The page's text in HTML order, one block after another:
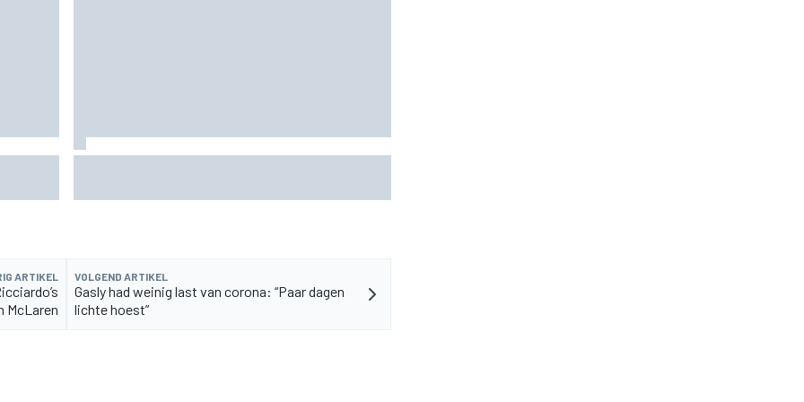
ARTIKEL
McLaren
VOLGEND ARTIKEL
Gasly had weinig last van corona: “Paar dagen
lichte hoest”